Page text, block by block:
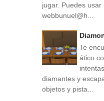
jugar. Puedes
webbunuel@h...
Te
ático
diamantes y
objetos y pista...